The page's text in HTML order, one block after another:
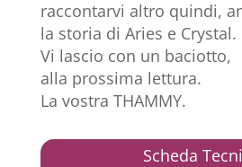
raccontarvi altro quindi,
la storia di Aries e Crystal.
Vi lascio con un baciotto,
alla prossima lettura.
La vostra THAMMY.
Scheda